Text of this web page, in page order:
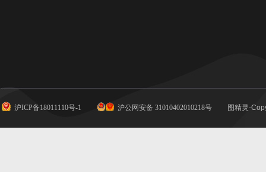
沪ICP备18011110号-1 沪公网安备 31010402010218号 图精灵-